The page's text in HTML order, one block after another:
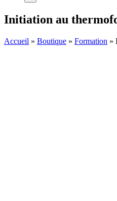
Initiation au
Accueil » Boutique » Formation »